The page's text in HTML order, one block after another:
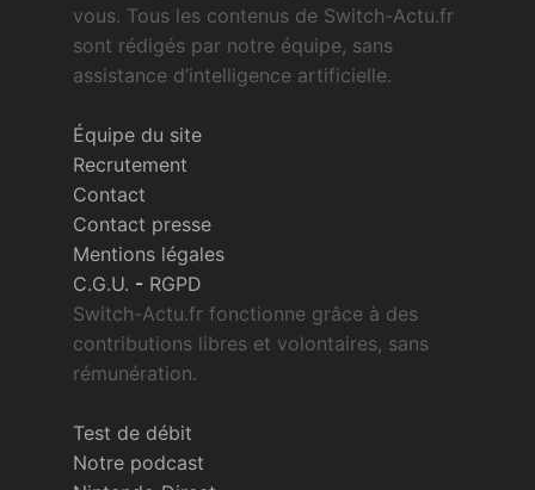
vous. Tous les contenus de Switch-Actu.fr
sont rédigés par notre équipe, sans
assistance d’intelligence artificielle.
Équipe du site
Recrutement
Contact
Contact presse
Mentions légales
C.G.U. - RGPD
Switch-Actu.fr fonctionne grâce à des
contributions libres et volontaires, sans
rémunération.
Test de débit
Notre podcast